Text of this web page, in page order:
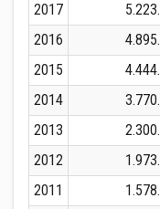
2017
2016
2015
2014
2013
2012
2011